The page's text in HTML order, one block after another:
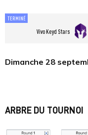
TERMINÉ
Vivo Keyd Stars
Dimanche 28
ARBRE DU TOURNOI